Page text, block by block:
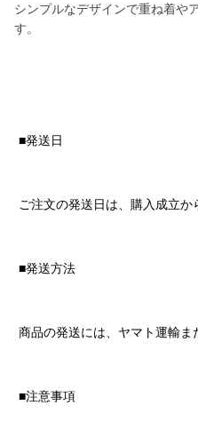
シンプルなデザインで重ね着や
す。
■発送日
ご注文の発送日は、購入成立か
■発送方法
商品の発送には、ヤマト運輸ま
■注意事項